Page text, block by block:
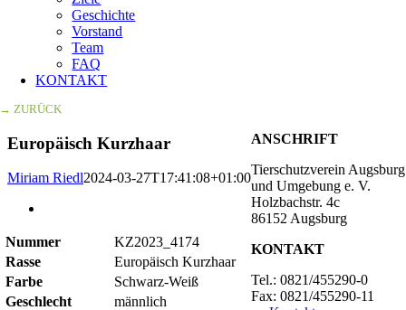
Geschichte
Vorstand
Team
FAQ
KONTAKT
→ ZURÜCK
Europäisch Kurzhaar
Miriam Riedl2024-03-27T17:41:08+01:00
Bild
Nummer
KZ2023_4174
Rasse
Europäisch Kurzhaar
Farbe
Schwarz-Weiß
Geschlecht
männlich
ANSCHRIFT
Tierschutzverein Augsburg
und Umgebung e. V.
Holzbachstr. 4c
86152 Augsburg
KONTAKT
Tel.: 0821/455290-0
Fax: 0821/455290-11